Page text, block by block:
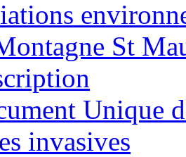
St
Unique
invasives